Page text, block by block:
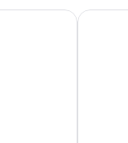
พูลแมน